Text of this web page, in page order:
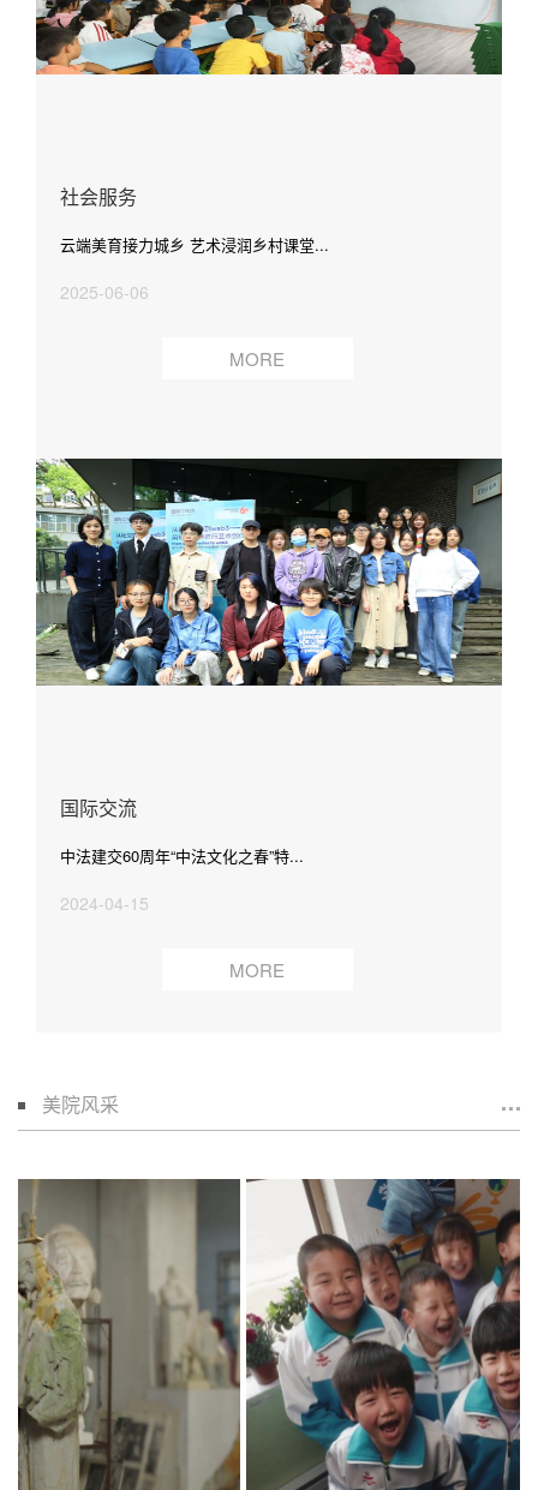
社会服务
云端美育接力城乡 艺术浸润乡村课堂...
2025-06-06
MORE
国际交流
中法建交60周年“中法文化之春”特...
2024-04-15
MORE
美院风采